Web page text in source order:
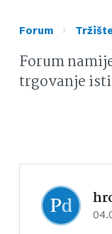
Forum ›
Forum
trgovanje